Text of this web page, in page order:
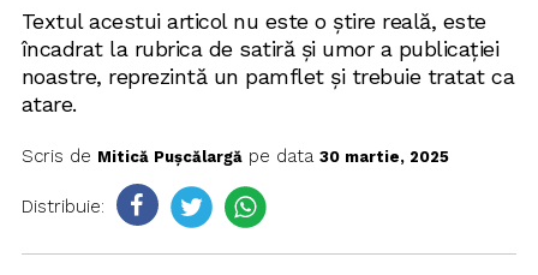
Textul acestui articol nu este o știre reală, este
încadrat la rubrica de satiră și umor a publicației
noastre, reprezintă un pamflet și trebuie tratat ca
atare.
Scris de Mitică Pușcălargăpe data 30 martie, 2025
Distribuie: